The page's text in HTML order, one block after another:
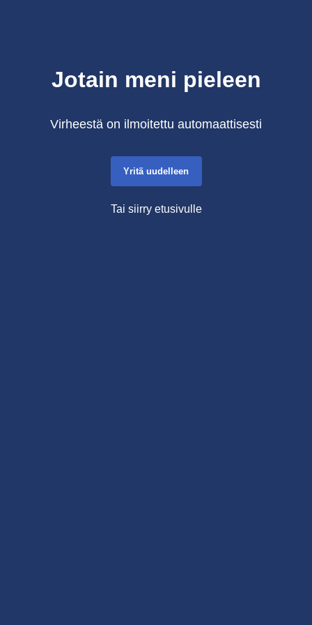
Jotain meni pieleen
Virheestä on ilmoitettu automaattisesti
Yritä uudelleen
Tai siirry etusivulle